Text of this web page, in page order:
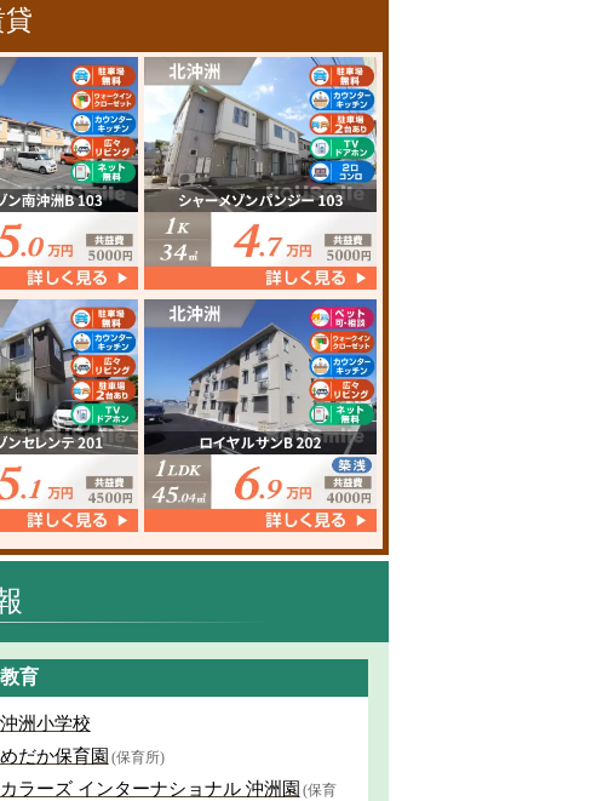
教育
沖洲小学校
めだか保育園 (保育所)
カラーズ インターナショナル 沖洲園 (保育